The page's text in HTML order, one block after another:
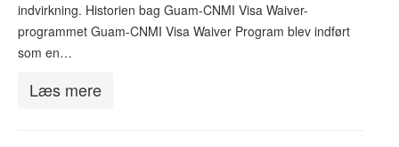
indvirkning. Historien bag Guam-CNMI Visa Waiver-
programmet Guam-CNMI Visa Waiver Program blev indført
som en…
Læs mere